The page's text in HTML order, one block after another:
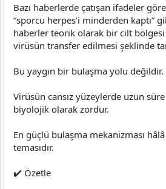
Bazı haberlerde çatışan ifadeler
“sporcu herpes’i minderden kaptı”
haberler teorik olarak bir cilt bölgesi
virüsün transfer edilmesi şeklinde
Bu yaygın bir bulaşma yolu değildir.
Virüsün cansız yüzeylerde uzun süre
biyolojik olarak zordur.
En güçlü bulaşma mekanizması
temasıdır.
✔️ Özetle